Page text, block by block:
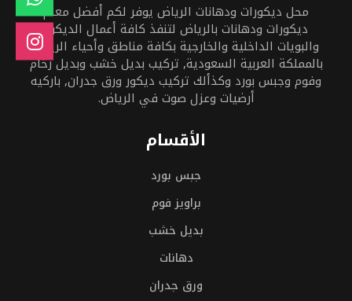
محل ديكورات ودهانات الرياض يوفر لكم أفضل معلم
ديكورات ودهانات بالرياض لتنفذ كافة أعمال الديكور
والبويات الداخلية والخارجية بكافة مناطق وأحياء الرياض
بالمملكة العربية السعودية, تركيب بديل خشب وبديل رخام
وفوم وجبس بورد وكذألك تركيب ديكور ورق جدران, باركيه
أرضيات وعزل صوت في الرياض.
الأقسام
جبس بورد
براويز فوم
بديل خشب
دهانات
ورق جدران